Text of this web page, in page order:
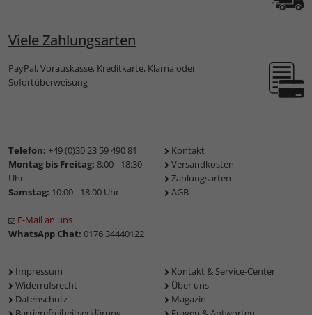
Viele Zahlungsarten
PayPal, Vorauskasse, Kreditkarte, Klarna oder
Sofortüberweisung
Telefon: +49 (0)30 23 59 490 81
Montag bis Freitag: 8:00 - 18:30
Uhr
Samstag: 10:00 - 18:00 Uhr
E-Mail an uns
WhatsApp Chat: 0176 34440122
Kontakt
Versandkosten
Zahlungsarten
AGB
Impressum
Widerrufsrecht
Datenschutz
Kontakt & Service-Center
Über uns
Magazin